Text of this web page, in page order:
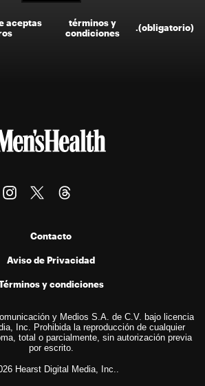
aceptas
términos y
condiciones
.(obligatorio)
Contacto
Aviso de Privacidad
y condiciones
y Medios S.A. de C.V. bajo licencia
Inc. Prohibida la reproducción de cualquier
total o parcialmente, sin autorización previa
por escrito.
Hearst Digital Media, Inc..